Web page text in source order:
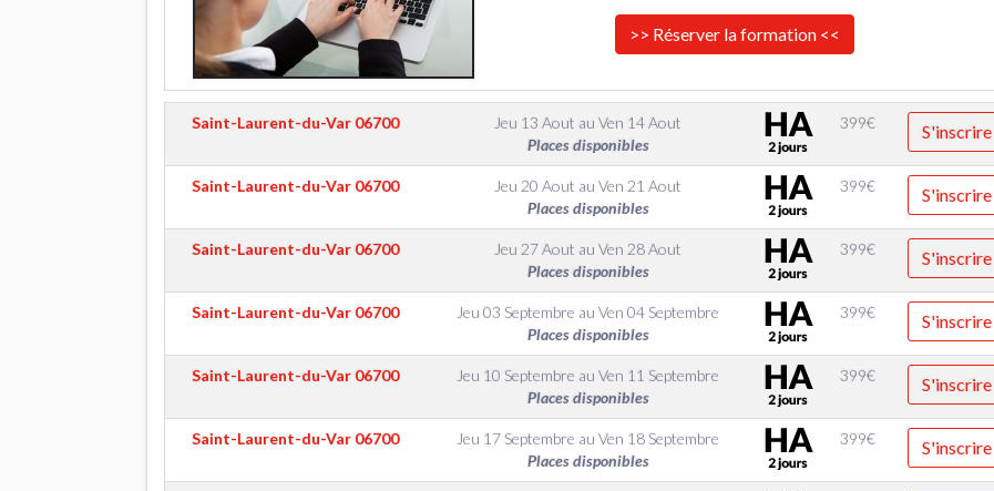
>> Réserver la formation <<
Saint-Laurent-du-Var 06700 Jeu 13 Aout au Ven 14 Aout
Places disponibles
399€ S'inscrire
Saint-Laurent-du-Var 06700 Jeu 20 Aout au Ven 21 Aout
Places disponibles
399€ S'inscrire
Saint-Laurent-du-Var 06700 Jeu 27 Aout au Ven 28 Aout
Places disponibles
399€ S'inscrire
Saint-Laurent-du-Var 06700 Jeu 03 Septembre au Ven 04 Septembre
Places disponibles
399€ S'inscrire
Saint-Laurent-du-Var 06700 Jeu 10 Septembre au Ven 11 Septembre
Places disponibles
399€ S'inscrire
Saint-Laurent-du-Var 06700 Jeu 17 Septembre au Ven 18 Septembre
Places disponibles
399€ S'inscrire